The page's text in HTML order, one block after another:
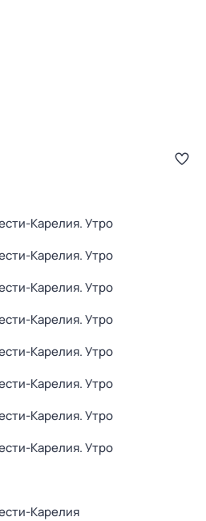
Карелия. Утро
Карелия. Утро
Карелия. Утро
Карелия. Утро
Карелия. Утро
Карелия. Утро
Карелия. Утро
Карелия. Утро
Карелия